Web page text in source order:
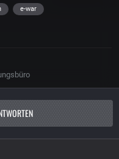
e-war